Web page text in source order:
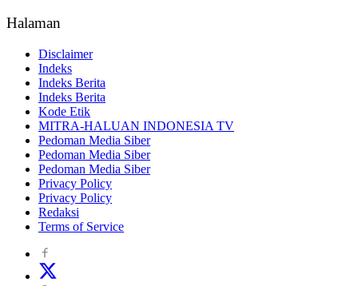
Halaman
Disclaimer
Indeks
Indeks Berita
Indeks Berita
Kode Etik
MITRA-HALUAN INDONESIA TV
Pedoman Media Siber
Pedoman Media Siber
Pedoman Media Siber
Privacy Policy
Privacy Policy
Redaksi
Terms of Service